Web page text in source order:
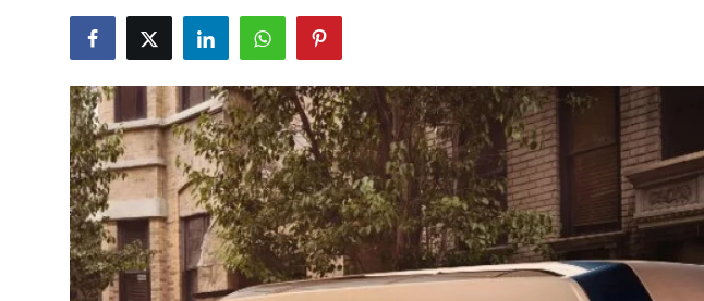
MÜZİK
RÜYA TABİRİ
ÖNEMLİ GÜNLER